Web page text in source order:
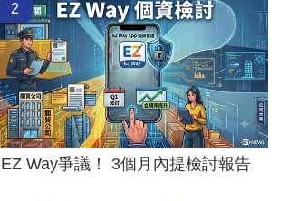
2
EZ Way爭議！ 3個月內提檢討報告